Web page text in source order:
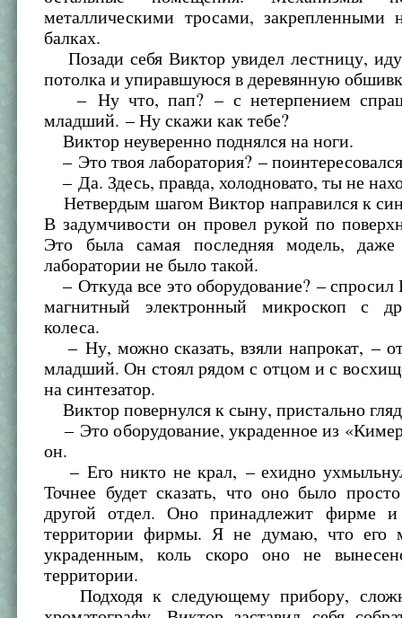
металлическими тросами, закрепленными
балках.
Позади себя Виктор увидел лестницу,
потолка и упиравшуюся в деревянную
– Ну что, пап? – с нетерпением
младший. – Ну скажи как тебе?
Виктор неуверенно поднялся на ноги.
– Это твоя лаборатория? –
– Да. Здесь, правда, холодновато, ты не
Нетвердым шагом Виктор направился к
В задумчивости он провел рукой по
Это была самая последняя модель,
лаборатории не было такой.
– Откуда все это оборудование? – спросил
магнитный электронный микроскоп с
колеса.
– Ну, можно сказать, взяли напрокат, –
младший. Он стоял рядом с отцом и с
на синтезатор.
Виктор повернулся к сыну, пристально
– Это оборудование, украденное из
он.
– Его никто не крал, – ехидно
Точнее будет сказать, что оно было
другой отдел. Оно принадлежит фирме и
территории фирмы. Я не думаю, что его
украденным, коль скоро оно не
территории.
Подходя к следующему прибору,